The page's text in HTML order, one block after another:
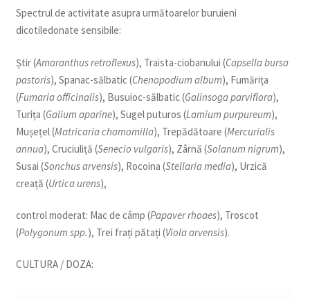
Spectrul de activitate asupra următoarelor buruieni
dicotiledonate sensibile:
Știr (Amaranthus retroflexus), Traista-ciobanului (Capsella bursa
pastoris), Spanac-sălbatic (Chenopodium album), Fumărița
(Fumaria officinalis), Busuioc-sălbatic (Galinsoga parviflora),
Turița (Galium aparine), Sugel puturos (Lamium purpureum),
Mușețel (Matricaria chamomilla), Trepădătoare (Mercurialis
annua), Cruciuliță (Senecio vulgaris), Zârnă (Solanum nigrum),
Susai (Sonchus arvensis), Rocoina (Stellaria media), Urzică
creață (Urtica urens),
control moderat: Mac de câmp (Papaver rhoaes), Troscot
(Polygonum spp.), Trei frați pătați (Viola arvensis).
CULTURA / DOZA: